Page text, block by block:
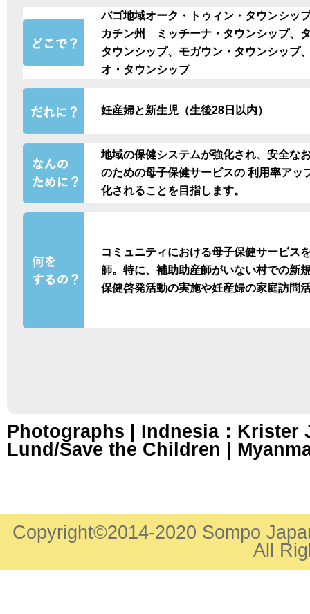
バゴ地域オーク・トゥィン・タウンシッ
カチン州 ミッチーナ・タウンシップ、
タウンシップ、モガウン・タウンシップ
オ・タウンシップ
妊産婦と新生児（生後28日以内）
地域の保健システムが強化され、安全な
のための母子保健サービスの 利用率アッ
化されることを目指します。
コミュニティにおける母子保健サービス
師。特に、補助助産師がいない村での新
保健啓発活動の実施や妊産婦の家庭訪問
Photographs | Indnesia：Krister
Lund/Save the Children |
Copyright©2014-2020 Sompo
All